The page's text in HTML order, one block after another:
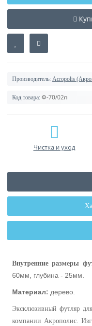
Производитель: Acropolis
Код товара: Ф-70/02п
Чистка и уход
Внутренние размеры
60мм, глубина - 25мм.
Материал: дерево.
Эксклюзивный футляр
компании Акрополис.